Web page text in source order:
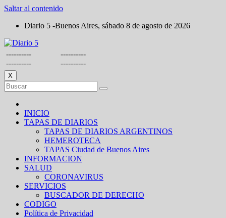
Saltar al contenido
Diario 5 -Buenos Aires, sábado 8 de agosto de 2026
----------
----------
----------
----------
X
INICIO
TAPAS DE DIARIOS
TAPAS DE DIARIOS ARGENTINOS
HEMEROTECA
TAPAS Ciudad de Buenos Aires
INFORMACION
SALUD
CORONAVIRUS
SERVICIOS
BUSCADOR DE DERECHO
CODIGO
Política de Privacidad